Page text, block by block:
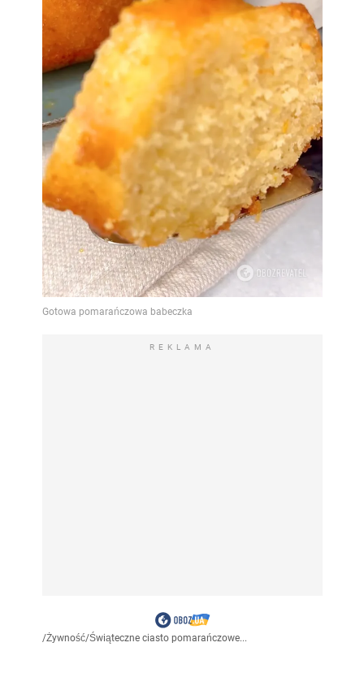
REKLAMA
/Żywność/Świąteczne ciasto pomarańczowe...